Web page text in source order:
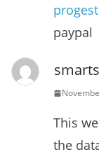
paypal
This
the